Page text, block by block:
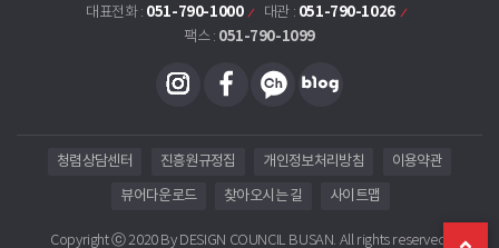
대표전화 : 051-790-1000 대관 : 051-790-1026
팩스 : 051-790-1099
청렴상담센터 진흥원규정집 개인정보처리방침 이용약관
뷰어다운로드 찾아오시는 길 사이트맵
Copyright ⓒ 2020 By DESIGN COUNCIL BUSAN. All rights reserved.